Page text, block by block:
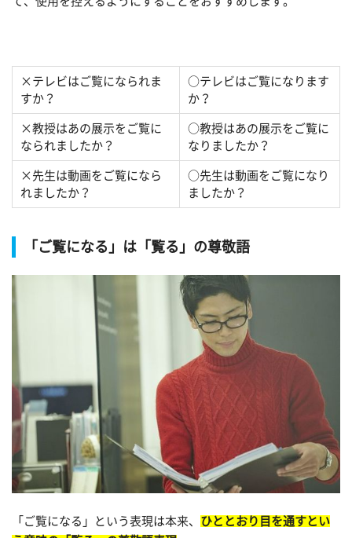
×テレビはご覧になられま
すか？
○テレビはご覧になります
か？
×教授はあの展示をご覧に
なられましたか？
○教授はあの展示をご覧に
なりましたか？
×先生は動画をご覧になら
れましたか？
○先生は動画をご覧になり
ましたか？
「ご覧になる」は「覧る」の尊敬語
「ご覧になる」という表現は本来、 ひととおり目を通すとい